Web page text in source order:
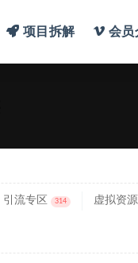
项目拆解 会员
引流专区 314 虚拟资源